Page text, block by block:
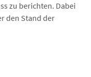
zu berichten. Dabei
den Stand der